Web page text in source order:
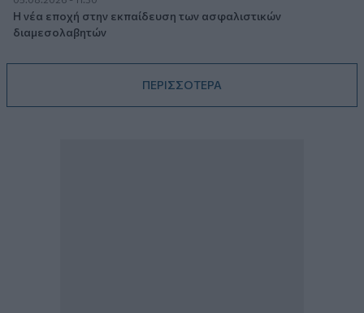
Η νέα εποχή στην εκπαίδευση των ασφαλιστικών
διαμεσολαβητών
ΠΕΡΙΣΣΟΤΕΡΑ